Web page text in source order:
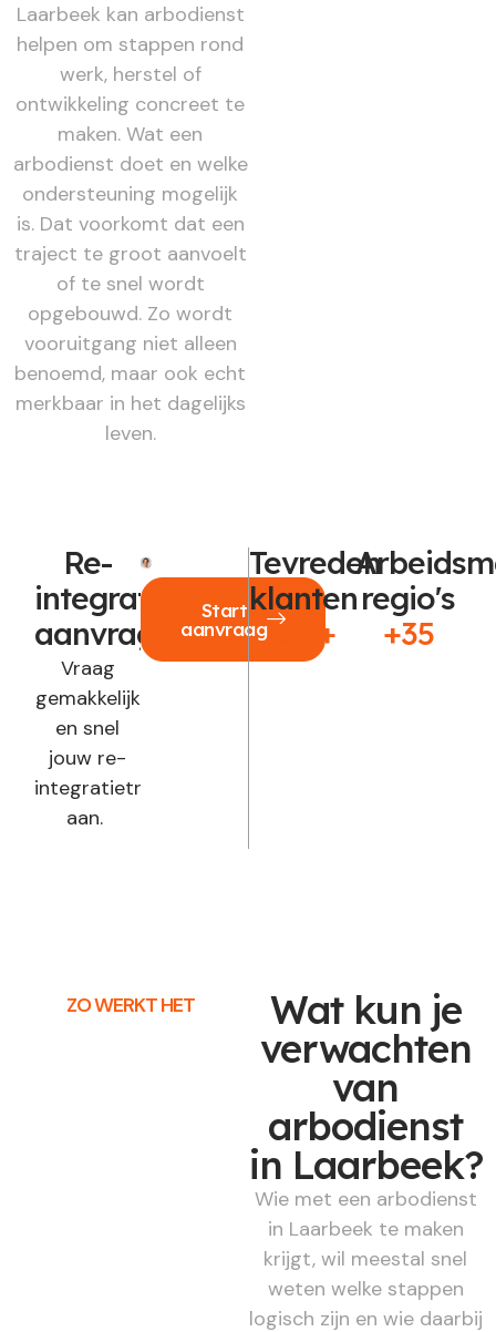
Laarbeek kan arbodienst
helpen om stappen rond
werk, herstel of
ontwikkeling concreet te
maken. Wat een
arbodienst doet en welke
ondersteuning mogelijk
is. Dat voorkomt dat een
traject te groot aanvoelt
of te snel wordt
opgebouwd. Zo wordt
vooruitgang niet alleen
benoemd, maar ook echt
merkbaar in het dagelijks
leven.
Re-
integratie
aanvragen?
Vraag
gemakkelijk
en snel
jouw re-
integratietraject
aan.
Start
aanvraag
Tevreden
klanten
250+
regio's
+35
ZO WERKT HET Wat kun je
verwachten
van
arbodienst
in Laarbeek?
Wie met een arbodienst
in Laarbeek te maken
krijgt, wil meestal snel
weten welke stappen
logisch zijn en wie daarbij